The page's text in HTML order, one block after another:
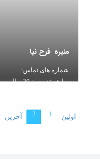
منیره فرح نیا
شماره های تماس:
سابقه تدریس: 30 سال
اولین 1
2 آخرین